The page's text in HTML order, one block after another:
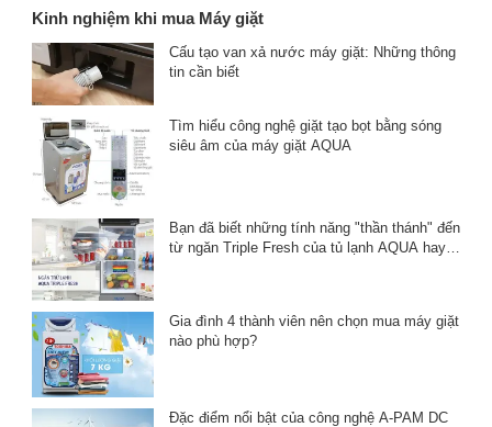
Kinh nghiệm khi mua Máy giặt
Cấu tạo van xả nước máy giặt: Những thông
tin cần biết
Tìm hiểu công nghệ giặt tạo bọt bằng sóng
siêu âm của máy giặt AQUA
Bạn đã biết những tính năng "thần thánh" đến
từ ngăn Triple Fresh của tủ lạnh AQUA hay
Gia đình 4 thành viên nên chọn mua máy giặt
nào phù hợp?
Đặc điểm nổi bật của công nghệ A-PAM DC